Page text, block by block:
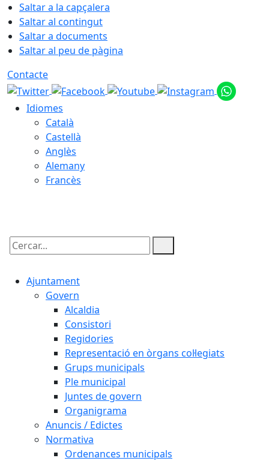
Saltar a la capçalera
Saltar al contingut
Saltar a documents
Saltar al peu de pàgina
Contacte
Idiomes
Català
Castellà
Anglès
Alemany
Francès
Cercar:
Ajuntament
Govern
Alcaldia
Consistori
Regidories
Representació en òrgans col·legiats
Grups municipals
Ple municipal
Juntes de govern
Organigrama
Anuncis / Edictes
Normativa
Ordenances municipals